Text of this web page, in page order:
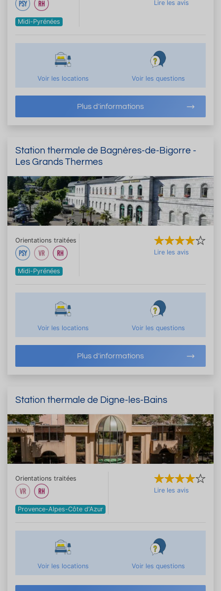
Midi-Pyrénées
Lire les avis
Voir les locations Voir les questions
Plus d'informations
Station thermale de Bagnères-de-Bigorre -
Les Grands Thermes
Orientations traitées
Midi-Pyrénées
Lire les avis
Voir les locations Voir les questions
Plus d'informations
Station thermale de Digne-les-Bains
Orientations traitées
Provence-Alpes-Côte d'Azur
Lire les avis
Voir les locations Voir les questions